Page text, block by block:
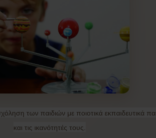
των παιδιών με ποιοτικά εκπαιδευτικά
και τις ικανότητές τους.